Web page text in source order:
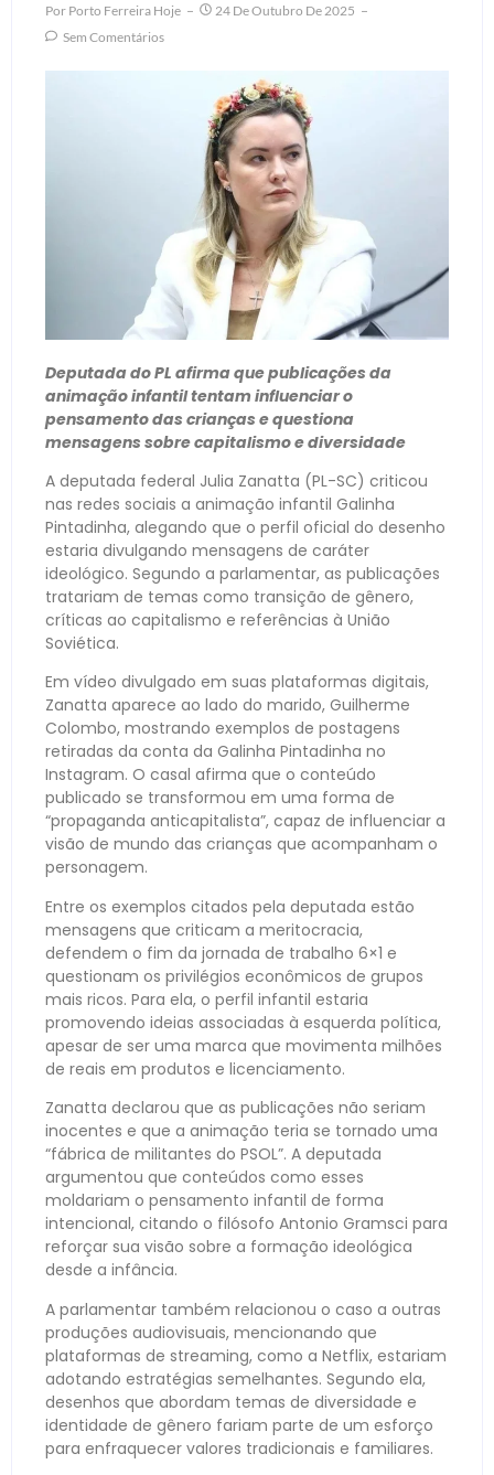
Por Porto Ferreira Hoje
24 De Outubro De 2025
Sem Comentários
Deputada do PL afirma que publicações da
animação infantil tentam influenciar o
pensamento das crianças e questiona
mensagens sobre capitalismo e diversidade
A deputada federal Julia Zanatta (PL-SC) criticou
nas redes sociais a animação infantil Galinha
Pintadinha, alegando que o perfil oficial do desenho
estaria divulgando mensagens de caráter
ideológico. Segundo a parlamentar, as publicações
tratariam de temas como transição de gênero,
críticas ao capitalismo e referências à União
Soviética.
Em vídeo divulgado em suas plataformas digitais,
Zanatta aparece ao lado do marido, Guilherme
Colombo, mostrando exemplos de postagens
retiradas da conta da Galinha Pintadinha no
Instagram. O casal afirma que o conteúdo
publicado se transformou em uma forma de
“propaganda anticapitalista”, capaz de influenciar a
visão de mundo das crianças que acompanham o
personagem.
Entre os exemplos citados pela deputada estão
mensagens que criticam a meritocracia,
defendem o fim da jornada de trabalho 6×1 e
questionam os privilégios econômicos de grupos
mais ricos. Para ela, o perfil infantil estaria
promovendo ideias associadas à esquerda política,
apesar de ser uma marca que movimenta milhões
de reais em produtos e licenciamento.
Zanatta declarou que as publicações não seriam
inocentes e que a animação teria se tornado uma
“fábrica de militantes do PSOL”. A deputada
argumentou que conteúdos como esses
moldariam o pensamento infantil de forma
intencional, citando o filósofo Antonio Gramsci para
reforçar sua visão sobre a formação ideológica
desde a infância.
A parlamentar também relacionou o caso a outras
produções audiovisuais, mencionando que
plataformas de streaming, como a Netflix, estariam
adotando estratégias semelhantes. Segundo ela,
desenhos que abordam temas de diversidade e
identidade de gênero fariam parte de um esforço
para enfraquecer valores tradicionais e familiares.